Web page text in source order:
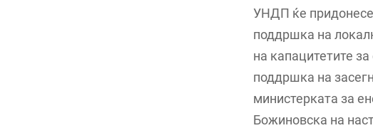
УНДП ќе придонесе
поддршка на
на капацитетите
поддршка на
министерката за
Божиновска на